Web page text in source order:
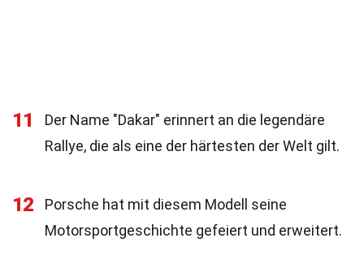
11
Der Name "Dakar" erinnert an die legendäre
Rallye, die als eine der härtesten der Welt gilt.
12
Porsche hat mit diesem Modell seine
Motorsportgeschichte gefeiert und erweitert.